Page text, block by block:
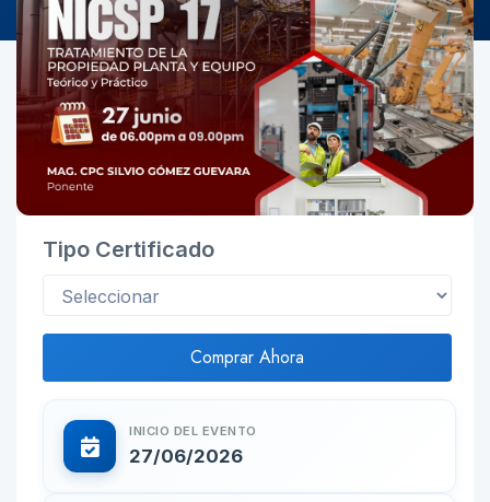
Tipo Certificado
Comprar Ahora
INICIO DEL EVENTO
27/06/2026